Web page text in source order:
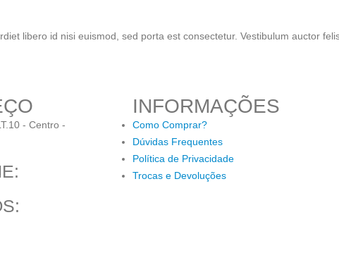
libero id nisi euismod, sed porta est consectetur. Vestibulum auctor
- Centro -
INFORMAÇÕES
Como Comprar?
Dúvidas Frequentes
Política de Privacidade
Trocas e Devoluções